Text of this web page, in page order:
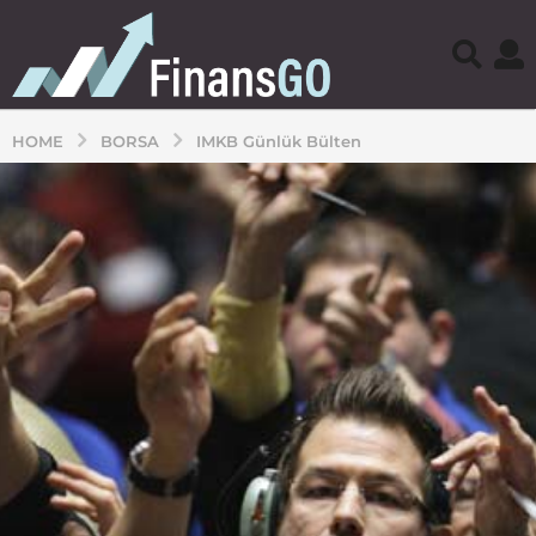
HOME BORSA IMKB Günlük Bülten